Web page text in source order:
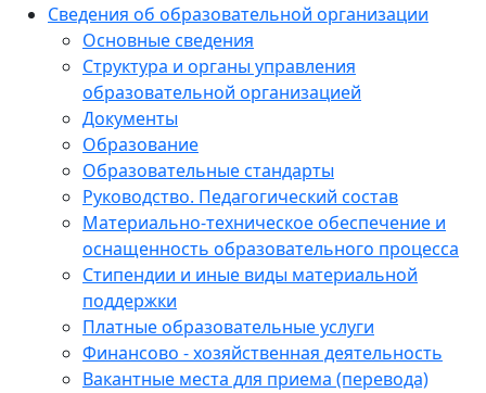
Сведения об образовательной организации
Основные сведения
Структура и органы управления
образовательной организацией
Документы
Образование
Образовательные стандарты
Руководство. Педагогический состав
Материально-техническое обеспечение и
оснащенность образовательного процесса
Стипендии и иные виды материальной
поддержки
Платные образовательные услуги
Финансово - хозяйственная деятельность
Вакантные места для приема (перевода)